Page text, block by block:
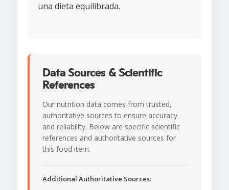
una dieta equilibrada.
Data Sources & Scientific
References
Our nutrition data comes from trusted,
authoritative sources to ensure accuracy
and reliability. Below are specific scientific
references and authoritative sources for
this food item.
Additional Authoritative Sources: